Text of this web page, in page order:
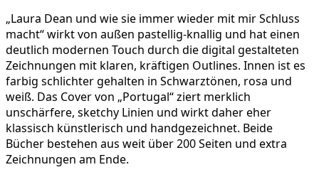
„Laura Dean und wie sie immer wieder mit mir Schluss
macht“ wirkt von außen pastellig-knallig und hat einen
deutlich modernen Touch durch die digital gestalteten
Zeichnungen mit klaren, kräftigen Outlines. Innen ist es
farbig schlichter gehalten in Schwarztönen, rosa und
weiß. Das Cover von „Portugal“ ziert merklich
unschärfere, sketchy Linien und wirkt daher eher
klassisch künstlerisch und handgezeichnet. Beide
Bücher bestehen aus weit über 200 Seiten und extra
Zeichnungen am Ende.